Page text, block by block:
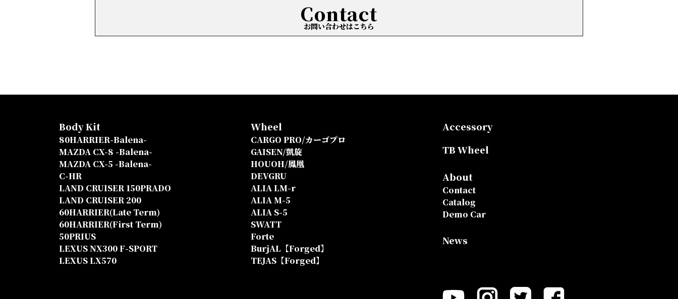
Contact
お問い合わせはこちら
Body Kit
80HARRIER-Balena-
MAZDA CX-8 -Balena-
MAZDA CX-5 -Balena-
C-HR
LAND CRUISER 150PRADO
LAND CRUISER 200
60HARRIER(Late Term)
60HARRIER(First Term)
50PRIUS
LEXUS NX300 F-SPORT
LEXUS LX570
Wheel
CARGO PRO/カーゴプロ
GAISEN/凱旋
HOUOH/鳳凰
DEVGRU
ALIA LM-r
ALIA M-5
ALIA S-5
SWATT
Forte
BurjAL【Forged】
TEJAS【Forged】
Accessory
TB Wheel
About
Contact
Catalog
Demo Car
News